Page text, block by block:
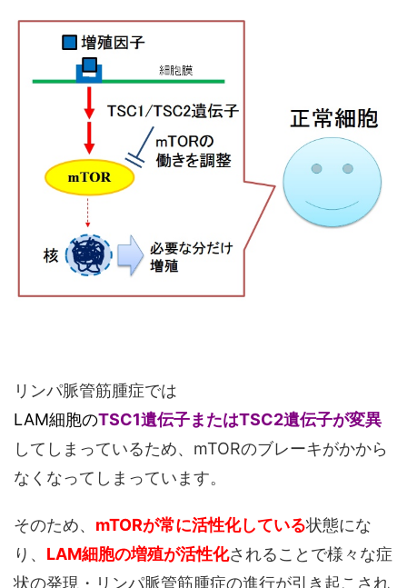
リンパ脈管筋腫症では
LAM細胞のTSC1遺伝子またはTSC2遺伝子が変異
してしまっているため、mTORのブレーキがかから
なくなってしまっています。
そのため、 mTORが常に活性化している状態にな
り、 LAM細胞の増殖が活性化されることで様々な症
状の発現・リンパ脈管筋腫症の進行が引き起こされ